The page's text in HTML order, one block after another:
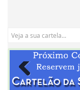
Previous